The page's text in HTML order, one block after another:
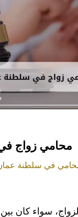
محامي زواج
في سلطنة
سواء كان